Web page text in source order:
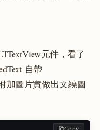
元件，看了
自帶
加圖片實做出文繞圖
Copy